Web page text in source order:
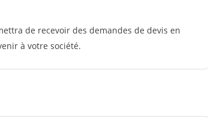
de recevoir des demandes de devis en
à votre société.